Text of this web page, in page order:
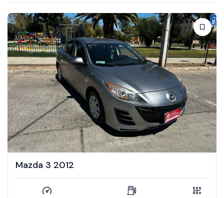
Mazda 3 2012